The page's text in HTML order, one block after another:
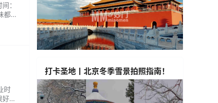
：
都很
时
，
打卡圣地丨北京冬季雪景拍照指南！